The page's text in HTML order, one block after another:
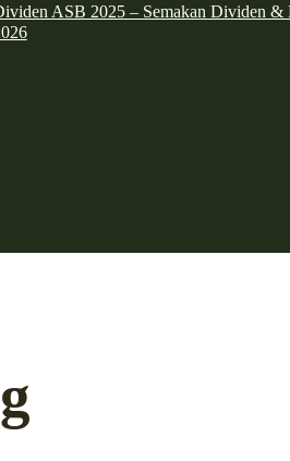
ASB 2025 – Semakan Dividen &